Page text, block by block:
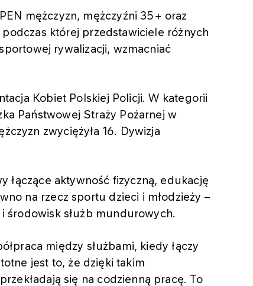
mężczyzn, mężczyźni 35+ oraz
której przedstawiciele różnych
rywalizacji, wzmacniać
Kobiet Polskiej Policji. W kategorii
Państwowej Straży Pożarnej w
zwyciężyła 16. Dywizja
łączące aktywność fizyczną, edukację
na rzecz sportu dzieci i młodzieży –
środowisk służb mundurowych.
między służbami, kiedy łączy
jest to, że dzięki takim
się na codzienną pracę. To